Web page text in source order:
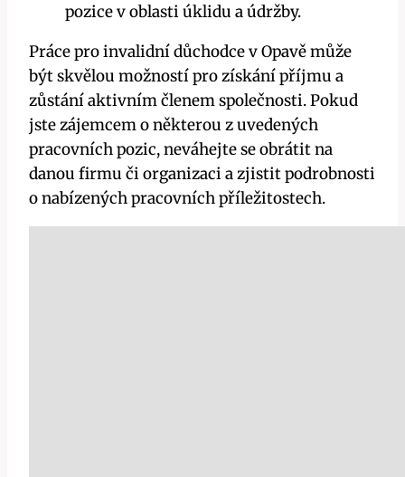
pozice v oblasti úklidu a údržby.
Práce pro invalidní důchodce v Opavě může
být skvělou možností pro získání příjmu a
zůstání aktivním členem společnosti. Pokud
jste zájemcem o některou z uvedených
pracovních pozic, neváhejte se obrátit na
danou firmu či organizaci a zjistit podrobnosti
o nabízených pracovních příležitostech.